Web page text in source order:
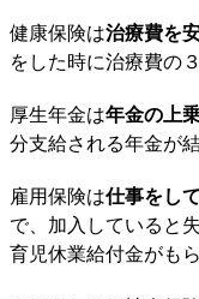
健康保険は治療費を
をした時に治療費の
厚生年金は年金の上
分支給される年金が
雇用保険は仕事をし
で、加入していると
育児休業給付金がも